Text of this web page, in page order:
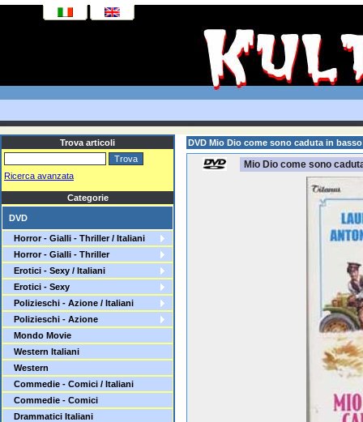
Trova articoli
Ricerca avanzata
Categorie
DVD
Horror - Gialli - Thriller / Italiani
Horror - Gialli - Thriller
Erotici - Sexy / Italiani
Erotici - Sexy
Polizieschi - Azione / Italiani
Polizieschi - Azione
Mondo Movie
Western Italiani
Western
Commedie - Comici / Italiani
Commedie - Comici
Drammatici Italiani
DVD Mio Dio come sono caduta in basso
Mio Dio come sono